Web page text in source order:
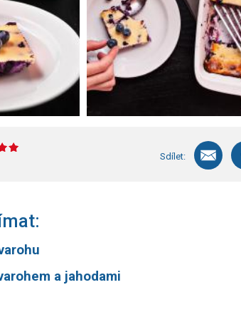
Sdílet:
a jahodami